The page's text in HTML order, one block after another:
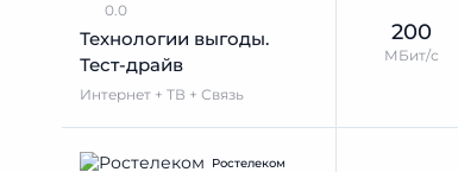
0.0
Технологии выгоды.
Тест-драйв
Интернет + ТВ + Связь
200
МБит/с
Ростелеком